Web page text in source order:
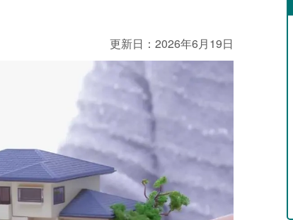
更新日： 2026年6月19日